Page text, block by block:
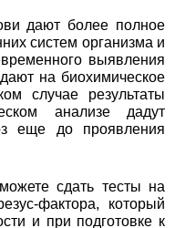
дают более полное
систем организма и
выявления
на биохимическое
случае результаты
анализе дадут
еще до проявления
сдать тесты на
фактора, который
и при подготовке к